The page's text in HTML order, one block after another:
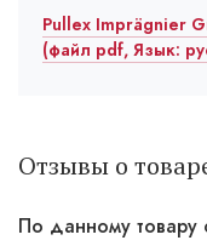
Pullex Imprägnier
(файл pdf, Язык:
Отзывы о
По данному товару